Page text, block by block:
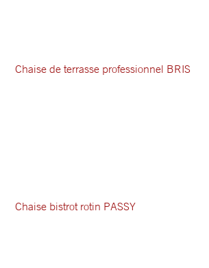
Chaise de terrasse professionnel BRIS
Chaise bistrot rotin PASSY